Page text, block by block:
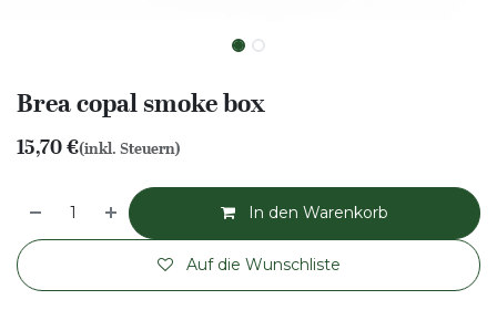
Brea copal smoke box
15,70€(inkl. Steuern)
In den Warenkorb
Auf die Wunschliste